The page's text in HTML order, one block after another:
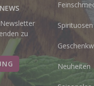
zu
Spirituosen
Neuheiten